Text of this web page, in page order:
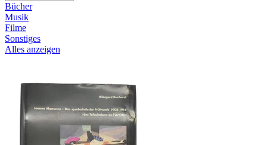
Bücher
Musik
Filme
Sonstiges
Alles anzeigen